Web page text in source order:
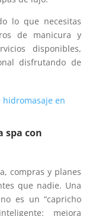
lo que necesitas
de manicura y
disponibles,
disfrutando de
spa con
compras y planes
que nadie. Una
es un “capricho
mejora